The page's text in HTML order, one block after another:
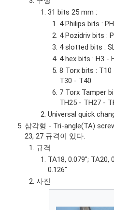
31 bits 25 mm :
4 Philips bits :
4 Pozidriv bits :
4 slotted bits :
4 hex bits : H3 -
8 Torx bits :
T30 - T40
7 Torx Tamper
TH25 - TH27 -
Universal quick
삼각형 - Tri-angle(TA)
23, 27 규격이 있다.
규격
TA18, 0.079"; TA20,
0.126″
사진